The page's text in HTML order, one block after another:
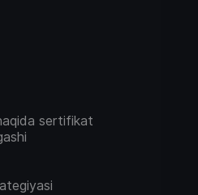
sertifikat